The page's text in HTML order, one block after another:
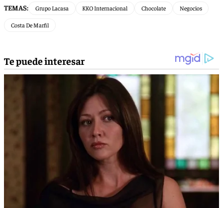
TEMAS: Grupo Lacasa KKO Internacional Chocolate Negocios
Costa De Marfil